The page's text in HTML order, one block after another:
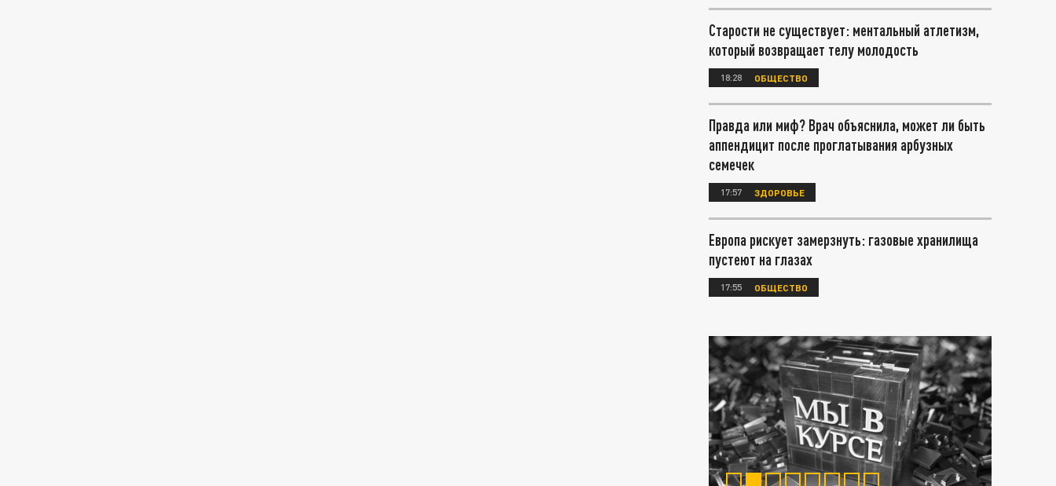
Старости не существует: ментальный атлетизм,
который возвращает телу молодость
18:28 ОБЩЕСТВО
Правда или миф? Врач объяснила, может ли быть
аппендицит после проглатывания арбузных
семечек
17:57 ЗДОРОВЬЕ
Европа рискует замерзнуть: газовые хранилища
пустеют на глазах
17:55 ОБЩЕСТВО